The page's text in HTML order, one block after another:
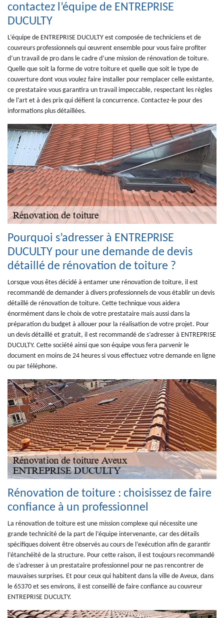
contactez l’équipe de ENTREPRISE
DUCULTY
L’équipe de ENTREPRISE DUCULTY est composée de techniciens et de
couvreurs professionnels qui œuvrent ensemble pour vous faire profiter
d’un travail de pro dans le cadre d’une mission de rénovation de toiture.
Quelle que soit la forme de votre toiture et quelle que soit le type de
couverture dont vous voulez faire installer pour remplacer celle existante,
ce prestataire vous garantira un travail impeccable, respectant les règles
de l’art et à des prix qui défient la concurrence. Contactez-le pour des
informations plus détaillées.
Pourquoi s’adresser à ENTREPRISE
DUCULTY pour une demande de devis
détaillé de rénovation de toiture ?
Lorsque vous êtes décidé à entamer une rénovation de toiture, il est
recommandé de demander à divers professionnels de vous établir un devis
détaillé de rénovation de toiture. Cette technique vous aidera
énormément dans le choix de votre prestataire mais aussi dans la
préparation du budget à allouer pour la réalisation de votre projet. Pour
un devis détaillé et gratuit, il est recommandé de s’adresser à ENTREPRISE
DUCULTY. Cette société ainsi que son équipe vous fera parvenir le
document en moins de 24 heures si vous effectuez votre demande en ligne
ou par téléphone.
Rénovation de toiture : choisissez de faire
confiance à un professionnel
La rénovation de toiture est une mission complexe qui nécessite une
grande technicité de la part de l’équipe intervenante, car des détails
spécifiques doivent être observés au cours de l’exécution afin de garantir
l’étanchéité de la structure. Pour cette raison, il est toujours recommandé
de s’adresser à un prestataire professionnel pour ne pas rencontrer de
mauvaises surprises. Et pour ceux qui habitent dans la ville de Aveux, dans
le 65370 et ses environs, il est conseillé de faire confiance au couvreur
ENTREPRISE DUCULTY.